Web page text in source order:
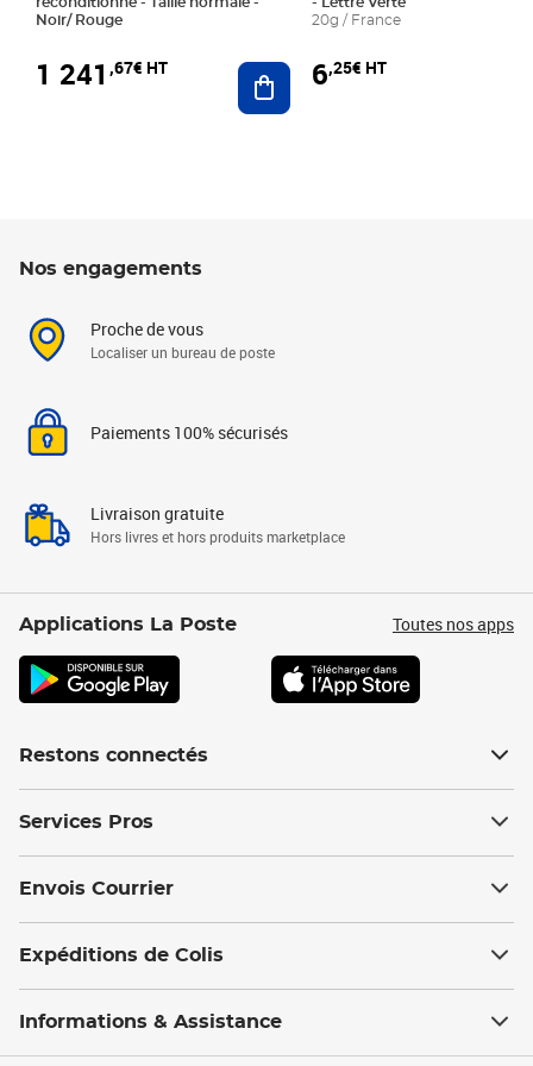
Noir/ Rouge
1 241 ,67€ HT Ajouter au panier
20g / France
6,25€ HT
Nos engagements
Proche de vous
Localiser un bureau de poste
Paiements 100% sécurisés
Livraison gratuite
Hors livres et hors produits marketplace
Applications La Poste Toutes nos apps
Restons connectés
Services Pros
Envois Courrier
Expéditions de Colis
Informations & Assistance